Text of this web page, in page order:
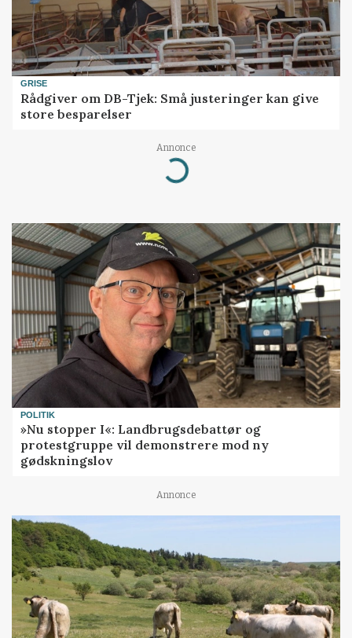
GRISE
Rådgiver om DB-Tjek: Små justeringer kan give
store besparelser
Annonce
Loading...
POLITIK
»Nu stopper I«: Landbrugsdebattør og
protestgruppe vil demonstrere mod ny
gødskningslov
Annonce